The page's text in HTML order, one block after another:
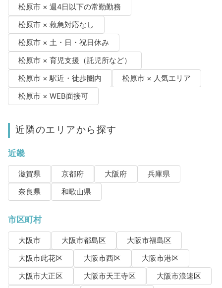
松原市 × 週4日以下の常勤勤務
松原市 × 救急対応なし
松原市 × 土・日・祝日休み
松原市 × 育児支援（託児所など）
松原市 × 駅近・徒歩圏内
松原市 × 人気エリア
松原市 × WEB面接可
近隣のエリアから探す
近畿
滋賀県 京都府 大阪府
兵庫県
奈良県
和歌山県
市区町村
大阪市 大阪市都島区
大阪市福島区
大阪市此花区
大阪市西区
大阪市港区
大阪市大正区
大阪市天王寺区
大阪市浪速区